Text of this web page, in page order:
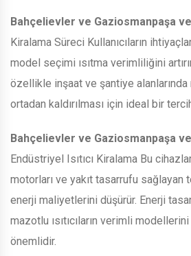
Bahçelievler ve Gaziosmanpaşa
Kiralama Süreci Kullanıcıların
model seçimi ısıtma verimliliğini
özellikle inşaat ve şantiye alanlarında
ortadan kaldırılması için ideal bir
Bahçelievler ve Gaziosmanpaşa
Endüstriyel Isıtıcı Kiralama Bu
motorları ve yakıt tasarrufu
enerji maliyetlerini düşürür. Enerji
mazotlu ısıtıcıların verimli
önemlidir.